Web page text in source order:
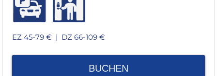
EZ 45-79 € | DZ 66-109 €
BUCHEN